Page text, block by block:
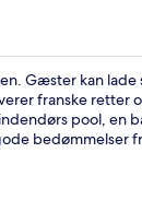
Gæster kan lade
franske retter
pool, en
bedømmelser